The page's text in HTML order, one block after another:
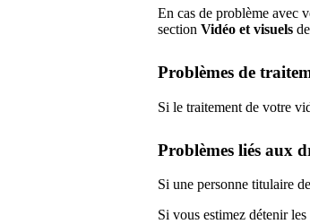
En cas de problème avec
section Vidéo et visuels
Problèmes de
Si le traitement de votre
Problèmes liés aux
Si une personne titulaire
Si vous estimez détenir